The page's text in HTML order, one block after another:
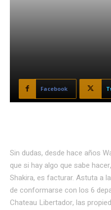
Facebook
Sin dudas, desde hace años
que si hay algo que sabe
Shakira, es facturar. Astuta a
de conformarse con los 6
Chateau Libertador, las